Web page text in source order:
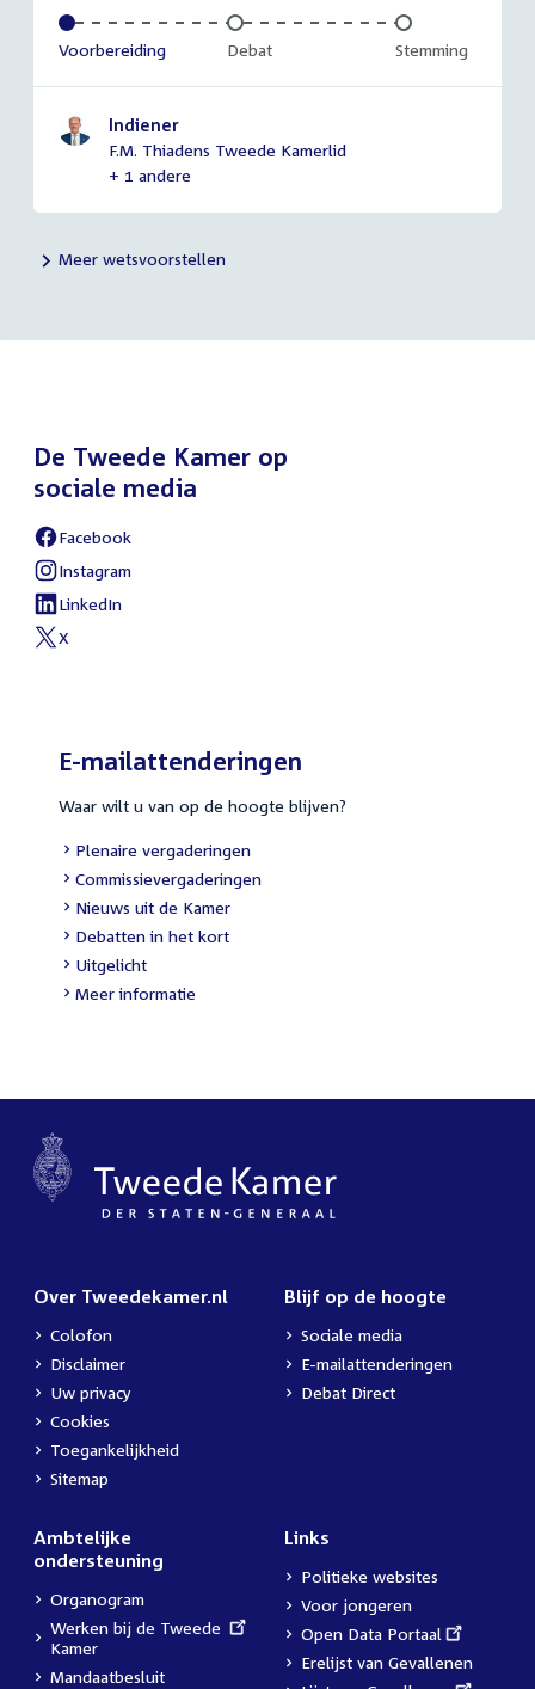
Voltooid:
Voorbereiding Onvoltooid:
Debat Onvoltooid:
Stemming
Indiener
F.M. Thiadens Tweede Kamerlid
+ 1 andere
Meer wetsvoorstellen
De Tweede Kamer op
sociale media
External
link:
Facebook
External
link:
Instagram
External
link:
LinkedIn
External
X
E-mailattenderingen
Waar wilt u van op de hoogte blijven?
External
link:
Plenaire vergaderingen
External
link:
Commissievergaderingen
External
link:
Nieuws uit de Kamer
External
link:
Debatten in het kort
External
link:
Uitgelicht
Meer informatie
Over Tweedekamer.nl
Colofon
Disclaimer
Uw privacy
Cookies
Toegankelijkheid
Sitemap
Blijf op de hoogte
Sociale media
E-mailattenderingen
Debat Direct
Ambtelijke
ondersteuning
Organogram
External
link:
Werken bij de Tweede
Kamer
Mandaatbesluit
Links
Politieke websites
Voor jongeren
External
link:
Open Data Portaal
Erelijst van Gevallenen